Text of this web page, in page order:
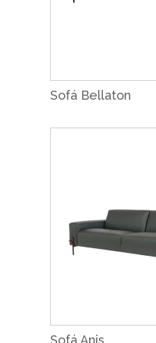
Sofá Bellaton
Sofá Anis